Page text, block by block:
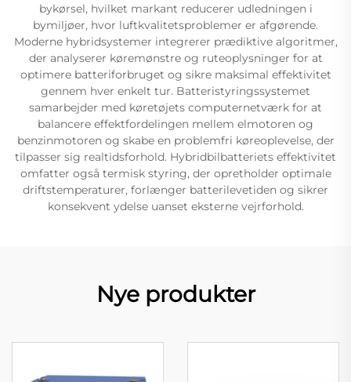
bykørsel, hvilket markant reducerer udledningen i
bymiljøer, hvor luftkvalitetsproblemer er afgørende.
Moderne hybridsystemer integrerer prædiktive algoritmer,
der analyserer køremønstre og ruteoplysninger for at
optimere batteriforbruget og sikre maksimal effektivitet
gennem hver enkelt tur. Batteristyringssystemet
samarbejder med køretøjets computernetværk for at
balancere effektfordelingen mellem elmotoren og
benzinmotoren og skabe en problemfri køreoplevelse, der
tilpasser sig realtidsforhold. Hybridbilbatteriets effektivitet
omfatter også termisk styring, der opretholder optimale
driftstemperaturer, forlænger batterilevetiden og sikrer
konsekvent ydelse uanset eksterne vejrforhold.
Nye produkter